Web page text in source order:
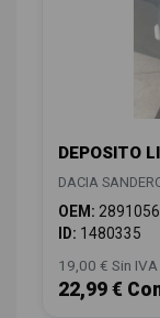
DEPOSITO
DACIA
OEM:
ID: 1480335
19,00 € Sin IVA
22,99 €